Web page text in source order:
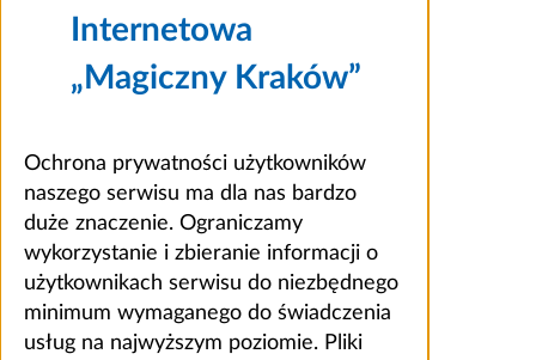
Internetowa
„Magiczny Kraków”
Ochrona prywatności użytkowników
naszego serwisu ma dla nas bardzo
duże znaczenie. Ograniczamy
wykorzystanie i zbieranie informacji o
użytkownikach serwisu do niezbędnego
minimum wymaganego do świadczenia
usług na najwyższym poziomie. Pliki